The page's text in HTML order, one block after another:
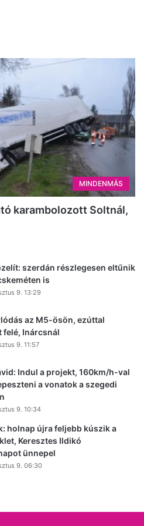
MINDENMÁS
karambolozott Soltnál,
szerdán részlegesen eltűnik
is
9. 13:29
az M5-ösön, ezúttal
felé, Inárcsnál
9. 11:57
Indul a projekt, 160km/h-val
a vonatok a szegedi
9. 10:34
holnap újra feljebb kúszik a
Keresztes Ildikó
ünnepel
9. 06:30